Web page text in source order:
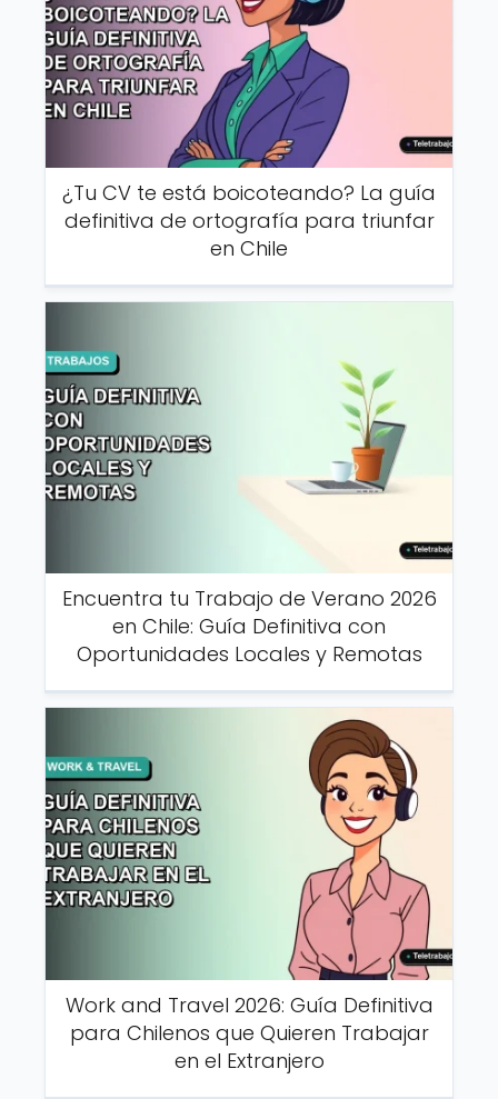
¿Tu CV te está boicoteando? La guía
definitiva de ortografía para triunfar
en Chile
Encuentra tu Trabajo de Verano 2026
en Chile: Guía Definitiva con
Oportunidades Locales y Remotas
Work and Travel 2026: Guía Definitiva
para Chilenos que Quieren Trabajar
en el Extranjero